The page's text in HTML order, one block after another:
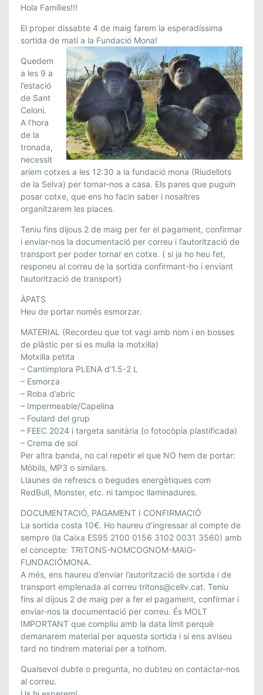
T
R
I
T
O
N
S
:
S
O
R
T
I
D
A
A
L
A
F
U
N
D
A
C
I
Ó
M
O
N
A
4
D
E
M
A
I
G
Hola Famílies!!!
El proper dissabte 4 de maig farem la esperadíssima
sortida de matí a la Fundació Mona!
Quedem
a les 9 a
l’estació
de Sant
Celoni.
A l’hora
de la
tronada,
necessit
aríem cotxes a les 12:30 a la fundació mona (Riudellots
de la Selva) per tornar-nos a casa. Els pares que puguin
posar cotxe, que ens ho facin saber i nosaltres
organitzarem les places.
Teniu fins dijous 2 de maig per fer el pagament, confirmar
i enviar-nos la documentació per correu i l’autorització de
transport per poder tornar en cotxe. ( si ja ho heu fet,
responeu al correu de la sortida confirmant-ho i enviant
l’autorització de transport)
ÀPATS
Heu de portar només esmorzar.
MATERIAL (Recordeu que tot vagi amb nom i en bosses
de plàstic per si es mulla la motxilla)
Motxilla petita
– Cantimplora PLENA d’1.5-2 L
– Esmorza
– Roba d’abric
– Impermeable/Capelina
– Foulard del grup
– FEEC 2024 i targeta sanitària (o fotocòpia plastificada)
– Crema de sol
Per altra banda, no cal repetir el que NO hem de portar:
Mòbils, MP3 o similars.
Llaunes de refrescs o begudes energètiques com
RedBull, Monster, etc. ni tampoc llaminadures.
DOCUMENTACIÓ, PAGAMENT I CONFIRMACIÓ
La sortida costa 10€. Ho haureu d’ingressar al compte de
sempre (la Caixa ES95 2100 0156 3102 0031 3560) amb
el concepte: TRITONS-NOMCOGNOM-MAIG-
FUNDACIÓMONA.
A més, ens haureu d’enviar l’autorització de sortida i de
transport emplenada al correu tritons@cellv.cat. Teniu
fins al dijous 2 de maig per a fer el pagament, confirmar i
enviar-nos la documentació per correu. És MOLT
IMPORTANT que compliu amb la data límit perquè
demanarem material per aquesta sortida i si ens aviseu
tard no tindrem material per a tothom.
Qualsevol dubte o pregunta, no dubteu en contactar-nos
al correu.